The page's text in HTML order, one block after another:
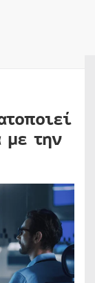
με την